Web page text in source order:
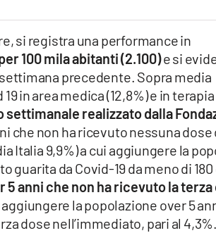
si registra una performance in
100 mila abitanti (2.100)e si
precedente. Sopra media
in area medica (12,8%) e in terapia
realizzato dalla
che non ha ricevuto nessuna dose
Italia 9,9%) a cui aggiungere la
da Covid-19 da meno di
anni che non ha ricevuto la terza
la popolazione over 5
dose nell’immediato, pari al 4,3%.